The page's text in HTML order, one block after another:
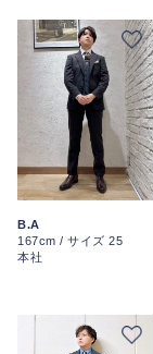
B.A
167cm / サイズ 25
本社